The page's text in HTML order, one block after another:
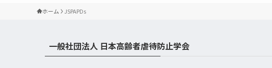
ホーム JSPAPDs
一般社団法人 日本高齢者虐待防止学会